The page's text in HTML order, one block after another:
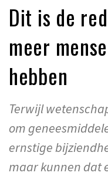
Dit is de
meer
hebben
Terwijl
om
ernstige
maar kunnen dat